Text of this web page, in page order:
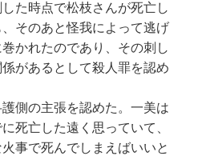
た時点で松枝さんが死亡し
そのあと怪我によって逃げ
かれたのであり、その刺し
があるとして殺人罪を認め
側の主張を認めた。一美は
死亡した遠く思っていて、
事で死んでしまえばいいと